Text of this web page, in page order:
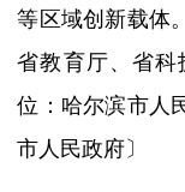
等区域创新载体
省教育厅、省
位：哈尔滨市人
市人民政府〕